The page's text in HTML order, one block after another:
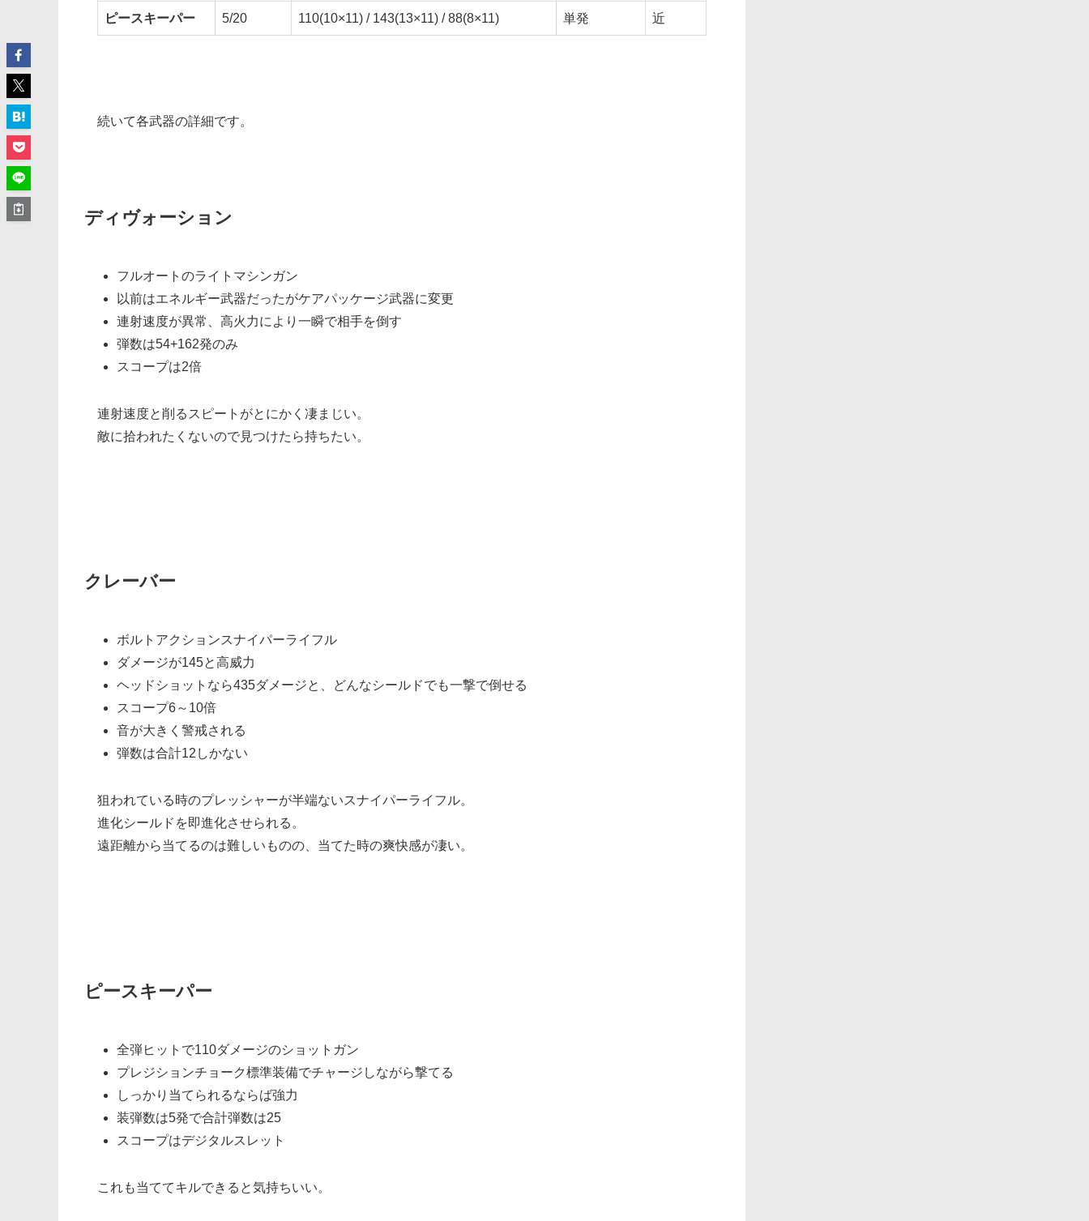
ピースキーパー 5/20 110(10×11) / 143(13×11) / 88(8×11) 単発 近
続いて各武器の詳細です。
ディヴォーション
フルオートのライトマシンガン
以前はエネルギー武器だったがケアパッケージ武器に変更
連射速度が異常、高火力により一瞬で相手を倒す
弾数は54+162発のみ
スコープは2倍
連射速度と削るスピートがとにかく凄まじい。
敵に拾われたくないので見つけたら持ちたい。
クレーバー
ボルトアクションスナイパーライフル
ダメージが145と高威力
ヘッドショットなら435ダメージと、どんなシールドでも一撃で倒せる
スコープ6～10倍
音が大きく警戒される
弾数は合計12しかない
狙われている時のプレッシャーが半端ないスナイパーライフル。
進化シールドを即進化させられる。
遠距離から当てるのは難しいものの、当てた時の爽快感が凄い。
ピースキーパー
全弾ヒットで110ダメージのショットガン
プレジションチョーク標準装備でチャージしながら撃てる
しっかり当てられるならば強力
装弾数は5発で合計弾数は25
スコープはデジタルスレット
これも当ててキルできると気持ちいい。